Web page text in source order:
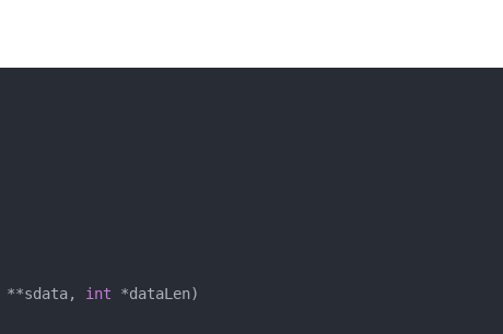
=
>GetDeferral();
triggerDetails =
>AppServiceConnection;
データをを受け取りたいときのサンプル
+= ref new
**sdata, int *dataLen)